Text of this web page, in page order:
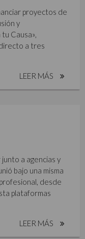
proyectos de
y
Causa»,
a tres
LEER MÁS
a agencias y
bajo una misma
desde
plataformas
LEER MÁS